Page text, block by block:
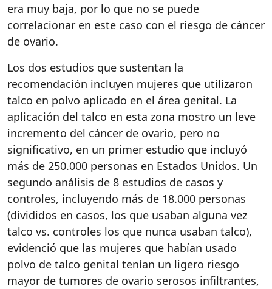
era muy baja, por lo que no se puede
correlacionar en este caso con el riesgo de cáncer
de ovario.
Los dos estudios que sustentan la
recomendación incluyen mujeres que utilizaron
talco en polvo aplicado en el área genital. La
aplicación del talco en esta zona mostro un leve
incremento del cáncer de ovario, pero no
significativo, en un primer estudio que incluyó
más de 250.000 personas en Estados Unidos. Un
segundo análisis de 8 estudios de casos y
controles, incluyendo más de 18.000 personas
(divididos en casos, los que usaban alguna vez
talco vs. controles los que nunca usaban talco),
evidenció que las mujeres que habían usado
polvo de talco genital tenían un ligero riesgo
mayor de tumores de ovario serosos infiltrantes,